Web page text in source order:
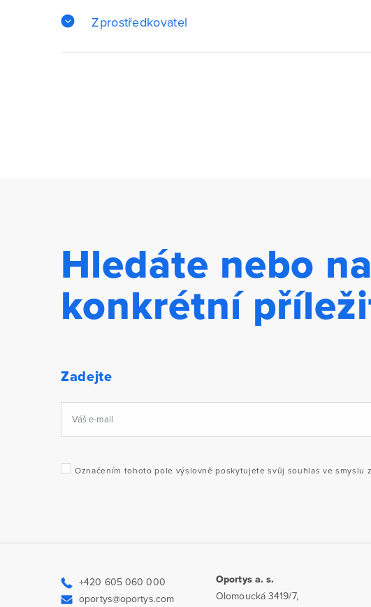
Zprostředkovatel
Hledáte nebo
konkrétní
Zadejte
Označením tohoto pole výslovně poskytujete svůj souhlas ve smyslu
+420 605 060 000
oportys@oportys.com
Oportys a. s.
Olomoucká 3419/7,